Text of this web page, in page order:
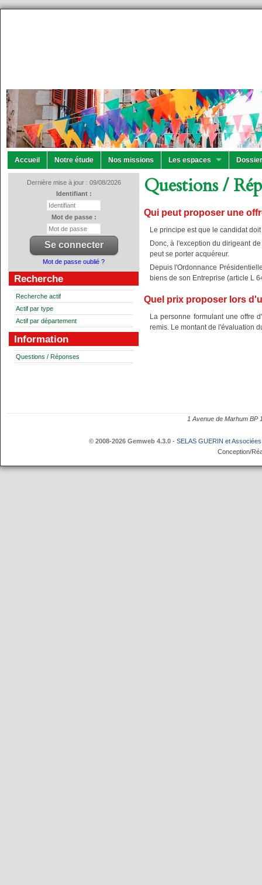
Accueil Notre étude Nos missions Les espaces
Dernière mise à jour : 09/08/2026
Identifiant :
Mot de passe :
Mot de passe oublié ?
Recherche
Recherche actif
Actif par type
Actif par département
Information
Questions / Réponses
Questions /
Qui peut proposer une
Le principe est que le candidat
Donc, à l'exception du dirigeant
peut se porter acquéreur.
Depuis l'Ordonnance
biens de son Entreprise (article L
Quel prix proposer lors
La personne formulant une offre
remis. Le montant de l'évaluation
1 Avenue de Marhum BP
© 2008-2026 Gemweb 4.3.0 - SELAS GUERIN et Associées
Conception/